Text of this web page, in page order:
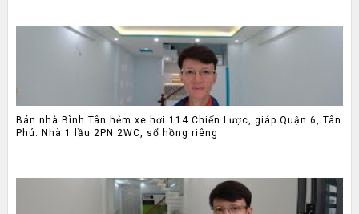
Bán nhà Bình Tân hẻm xe hơi 114 Chiến Lược, giáp Quận 6, Tân
Phú. Nhà 1 lầu 2PN 2WC, sổ hồng riêng